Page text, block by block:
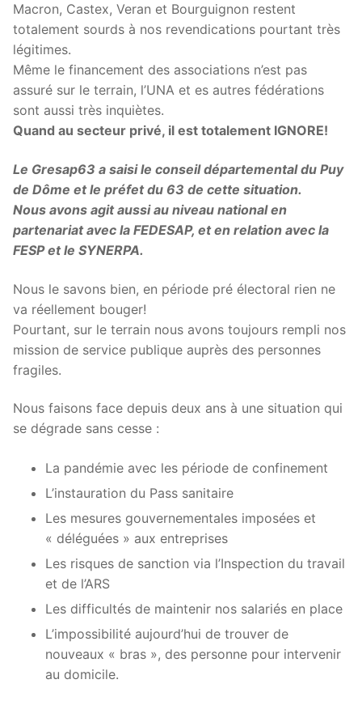
Macron, Castex, Veran et Bourguignon restent
totalement sourds à nos revendications pourtant très
légitimes.
Même le financement des associations n’est pas
assuré sur le terrain, l’UNA et es autres fédérations
sont aussi très inquiètes.
Quand au secteur privé, il est totalement IGNORE!
Le Gresap63 a saisi le conseil départemental du Puy
de Dôme et le préfet du 63 de cette situation.
Nous avons agit aussi au niveau national en
partenariat avec la FEDESAP, et en relation avec la
FESP et le SYNERPA.
Nous le savons bien, en période pré électoral rien ne
va réellement bouger!
Pourtant, sur le terrain nous avons toujours rempli nos
mission de service publique auprès des personnes
fragiles.
Nous faisons face depuis deux ans à une situation qui
se dégrade sans cesse :
La pandémie avec les période de confinement
L’instauration du Pass sanitaire
Les mesures gouvernementales imposées et
« déléguées » aux entreprises
Les risques de sanction via l’Inspection du travail
et de l’ARS
Les difficultés de maintenir nos salariés en place
L’impossibilité aujourd’hui de trouver de
nouveaux « bras », des personne pour intervenir
au domicile.